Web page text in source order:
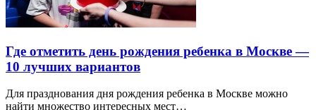
Где отметить день рождения ребенка в Москве —
10 лучших вариантов
Для празднования дня рождения ребенка в Москве можно
найти множество интересных мест…